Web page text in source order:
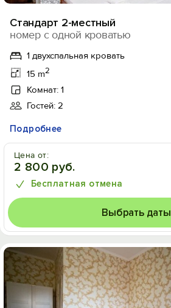
Стандарт 2-местный
номер с одной кроватью
1 двухспальная кровать
15 m2
Комнат: 1
Гостей: 2
Подробнее
Цена от:
2 800 руб.
Бесплатная отмена
Выбрать даты